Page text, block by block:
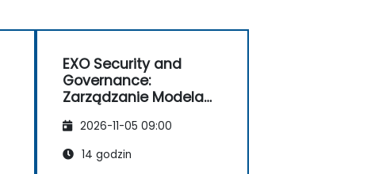
EXO Security and
Governance:
Zarządzanie Modelami
2026-11-05 09:00
14 godzin